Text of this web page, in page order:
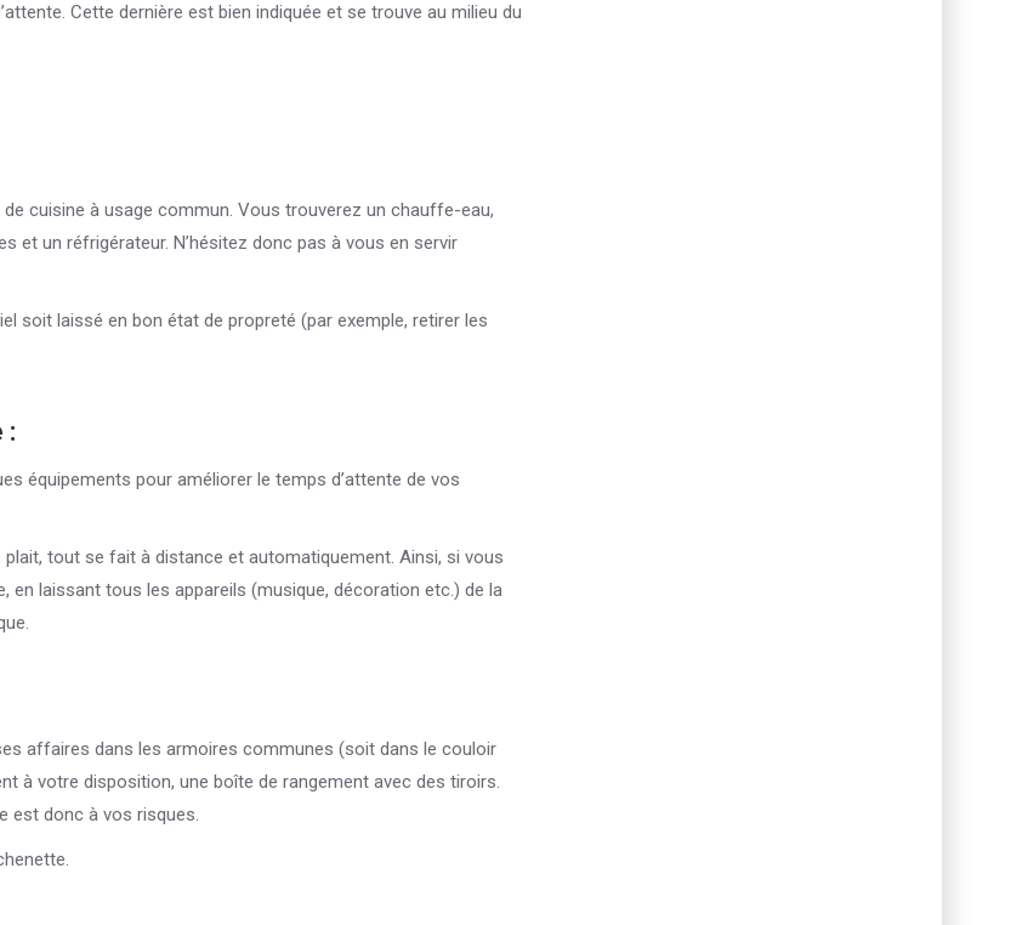
Cette dernière est bien indiquée et se trouve au milieu du
cuisine à usage commun. Vous trouverez un chauffe-eau,
et un réfrigérateur. N’hésitez donc pas à vous en servir
soit laissé en bon état de propreté (par exemple, retirer les
:
équipements pour améliorer le temps d’attente de vos
tout se fait à distance et automatiquement. Ainsi, si vous
en laissant tous les appareils (musique, décoration etc.) de la
affaires dans les armoires communes (soit dans le couloir
à votre disposition, une boîte de rangement avec des tiroirs.
est donc à vos risques.